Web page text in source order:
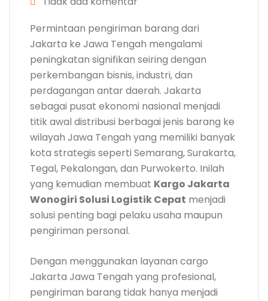
Permintaan pengiriman barang dari
Jakarta ke Jawa Tengah mengalami
peningkatan signifikan seiring dengan
perkembangan bisnis, industri, dan
perdagangan antar daerah. Jakarta
sebagai pusat ekonomi nasional menjadi
titik awal distribusi berbagai jenis barang ke
wilayah Jawa Tengah yang memiliki banyak
kota strategis seperti Semarang, Surakarta,
Tegal, Pekalongan, dan Purwokerto. Inilah
yang kemudian membuat Kargo Jakarta
Wonogiri Solusi Logistik Cepat menjadi
solusi penting bagi pelaku usaha maupun
pengiriman personal.
Dengan menggunakan layanan cargo
Jakarta Jawa Tengah yang profesional,
pengiriman barang tidak hanya menjadi